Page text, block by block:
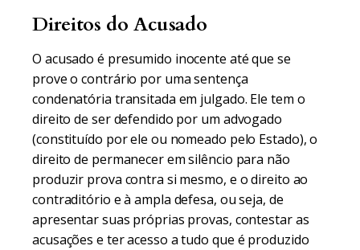
Direitos do Acusado
O acusado é presumido inocente até que se
prove o contrário por uma sentença
condenatória transitada em julgado. Ele tem o
direito de ser defendido por um advogado
(constituído por ele ou nomeado pelo Estado), o
direito de permanecer em silêncio para não
produzir prova contra si mesmo, e o direito ao
contraditório e à ampla defesa, ou seja, de
apresentar suas próprias provas, contestar as
acusações e ter acesso a tudo que é produzido